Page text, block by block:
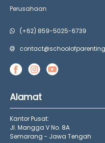
Perusahaan
(+62) 859-5025-6739
Alamat
Kantor Pusat:
Jl. Mangga V No. 8A
Semarang - Jawa Tengah